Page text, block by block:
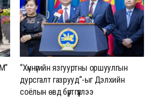
“Хүннүгийн язгууртны оршуулгын
дурсгалт газрууд”-ыг Дэлхийн
соёлын өвд бүртгүүллээ